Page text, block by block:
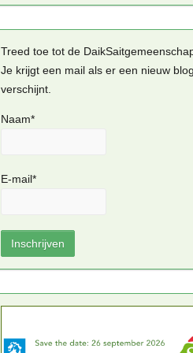
Treed toe tot de
Je krijgt een mail als er een nieuw
verschijnt.
Naam*
E-mail*